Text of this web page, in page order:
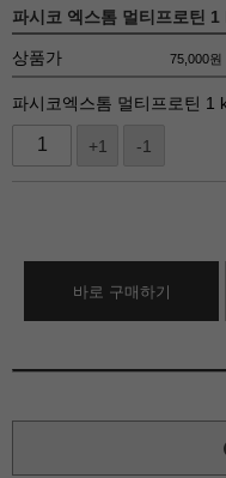
파시코 엑스톰 멀티프로틴
상품가 75,000원
파시코엑스톰 멀티프로틴 1
+1 -1
바로 구매하기